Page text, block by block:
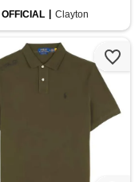
OFFICIAL
Clayton